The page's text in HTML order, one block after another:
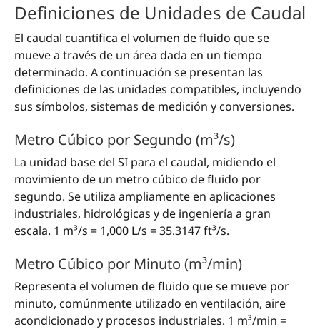
Definiciones de Unidades de Caudal
El caudal cuantifica el volumen de fluido que se
mueve a través de un área dada en un tiempo
determinado. A continuación se presentan las
definiciones de las unidades compatibles, incluyendo
sus símbolos, sistemas de medición y conversiones.
Metro Cúbico por Segundo (m³/s)
La unidad base del SI para el caudal, midiendo el
movimiento de un metro cúbico de fluido por
segundo. Se utiliza ampliamente en aplicaciones
industriales, hidrológicas y de ingeniería a gran
escala. 1 m³/s = 1,000 L/s = 35.3147 ft³/s.
Metro Cúbico por Minuto (m³/min)
Representa el volumen de fluido que se mueve por
minuto, comúnmente utilizado en ventilación, aire
acondicionado y procesos industriales. 1 m³/min =